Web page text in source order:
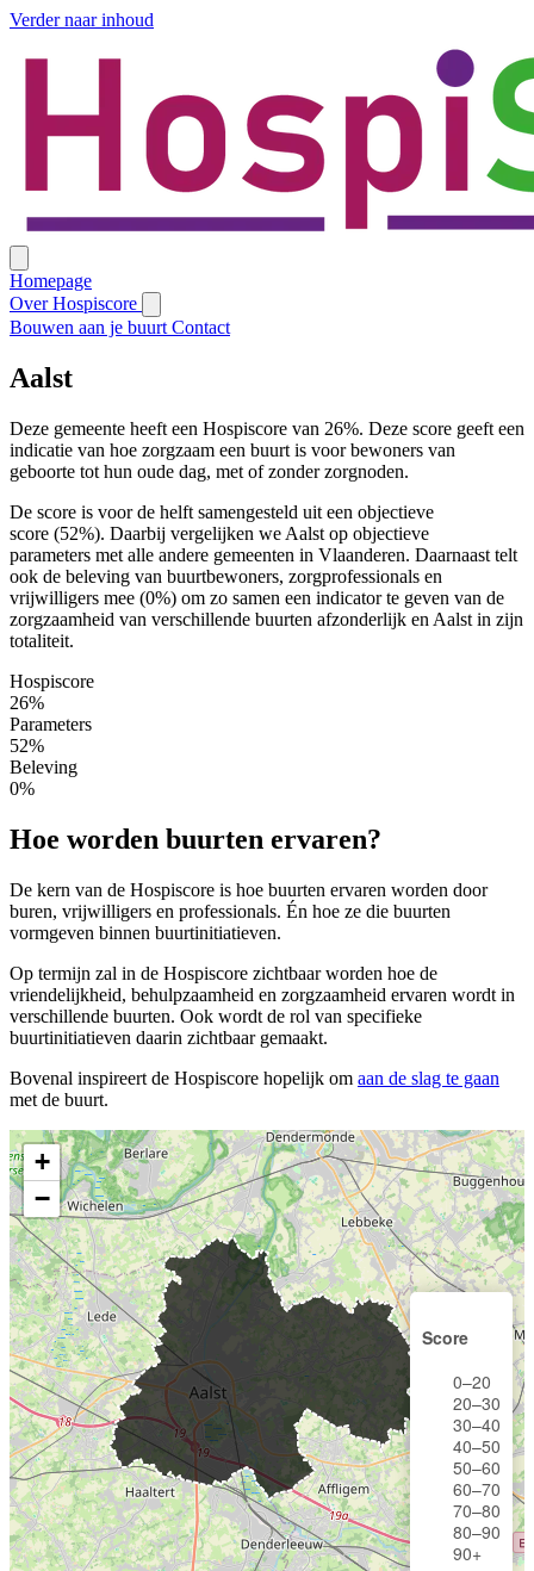
Verder naar inhoud
Homepage
Over Hospiscore
Bouwen aan je buurt Contact
Aalst
Deze gemeente heeft een Hospiscore van 26%. Deze score geeft een
indicatie van hoe zorgzaam een buurt is voor bewoners van
geboorte tot hun oude dag, met of zonder zorgnoden.
De score is voor de helft samengesteld uit een objectieve
score (52%). Daarbij vergelijken we Aalst op objectieve
parameters met alle andere gemeenten in Vlaanderen. Daarnaast telt
ook de beleving van buurtbewoners, zorgprofessionals en
vrijwilligers mee (0%) om zo samen een indicator te geven van de
zorgzaamheid van verschillende buurten afzonderlijk en Aalst in zijn
totaliteit.
Hospiscore
26%
Parameters
52%
Beleving
0%
Hoe worden buurten ervaren?
De kern van de Hospiscore is hoe buurten ervaren worden door
buren, vrijwilligers en professionals. Én hoe ze die buurten
vormgeven binnen buurtinitiatieven.
Op termijn zal in de Hospiscore zichtbaar worden hoe de
vriendelijkheid, behulpzaamheid en zorgzaamheid ervaren wordt in
verschillende buurten. Ook wordt de rol van specifieke
buurtinitiatieven daarin zichtbaar gemaakt.
Bovenal inspireert de Hospiscore hopelijk om aan de slag te gaan
met de buurt.
+
−
Score
0–20
20–30
30–40
40–50
50–60
60–70
70–80
80–90
90+